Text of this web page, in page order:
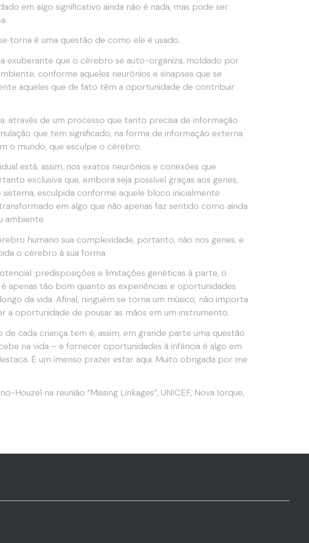
em algo significativo ainda não é nada, mas pode ser
torna é uma questão de como ele é usado.
exuberante que o cérebro se auto-organiza, moldado por
conforme aqueles neurônios e sinapses que se
aqueles que de fato têm a oportunidade de contribuir
através de um processo que tanto precisa de informação
que tem significado, na forma de informação externa
o mundo, que esculpe o cérebro.
está, assim, nos exatos neurônios e conexões que
exclusiva que, embora seja possível graças aos genes,
esculpida conforme aquele bloco inicialmente
em algo que não apenas faz sentido como ainda
ambiente.
humano sua complexidade, portanto, não nos genes, e
o cérebro à sua forma.
predisposições e limitações genéticas à parte, o
apenas tão bom quanto as experiências e oportunidades
da vida. Afinal, ninguém se torna um músico, não importa
a oportunidade de pousar as mãos em um instrumento.
cada criança tem é, assim, em grande parte uma questão
na vida – e fornecer oportunidades à infância é algo em
É um imenso prazer estar aqui. Muito obrigada por me
Houzel na reunião “Missing Linkages”, UNICEF, Nova Iorque,